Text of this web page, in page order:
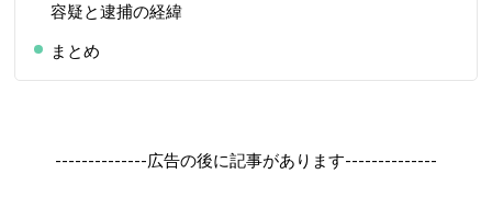
容疑と逮捕の経緯
まとめ
--------------広告の後に記事があります--------------